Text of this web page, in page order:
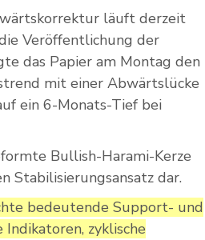
läuft derzeit
Veröffentlichung der
das Papier am Montag den
mit einer Abwärtslücke
ein 6-Monats-Tief bei
Bullish-Harami-Kerze
Stabilisierungsansatz dar.
bedeutende Support- und
zyklische